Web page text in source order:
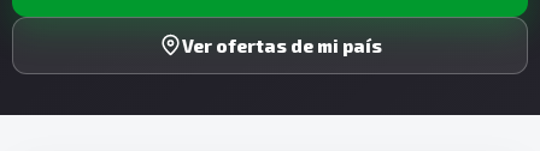
Ver ofertas de mi país